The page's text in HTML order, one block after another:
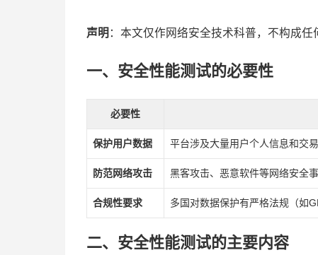
声明 ：本文仅作网络安全技术科普，不构成任
一、安全性能测试的必要性
必要性
保护用户数据 平台涉及大量用户个人信息和交
防范网络攻击 黑客攻击、恶意软件等网络安全
合规性要求 多国对数据保护有严格法规（如
二、安全性能测试的主要内容